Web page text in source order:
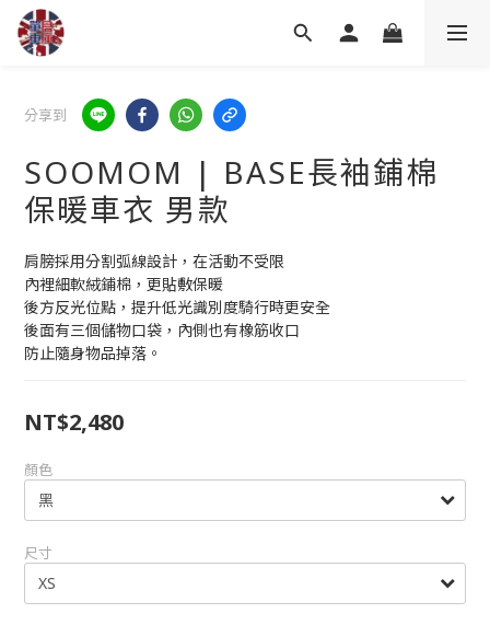
分享到
SOOMOM | BASE長袖鋪棉
保暖車衣 男款
肩膀採用分割弧線設計，在活動不受限
內裡細軟絨鋪棉，更貼敷保暖
後方反光位點，提升低光識別度騎行時更安全
後面有三個儲物口袋，內側也有橡筋收口
防止隨身物品掉落。
NT$2,480
顏色
尺寸